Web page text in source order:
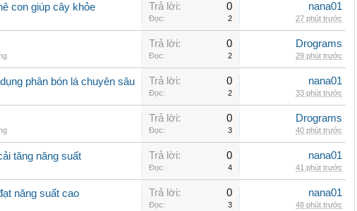
con giúp cây khỏe Trả lời: 0
Đọc: 2
nana01
27 phút trước
Trả lời: 0
Đọc: 2
Drograms
29 phút trước
phân bón lá chuyên sâu Trả lời: 0
Đọc: 2
nana01
33 phút trước
Trả lời: 0
Đọc: 3
Drograms
40 phút trước
tăng năng suất Trả lời: 0
Đọc: 4
nana01
41 phút trước
năng suất cao Trả lời: 0
Đọc: 3
nana01
48 phút trước